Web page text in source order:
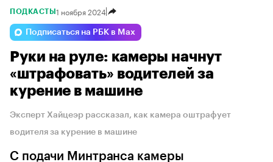
Omoda Haval
Changan Volga Voyah
ПОДКАСТЫ 1 ноября 2024
Подписаться на РБК в Max
Руки на руле: камеры начнут
«штрафовать» водителей за
курение в машине
Эксперт Хайцеэр рассказал, как камера оштрафует
водителя за курение в машине
С подачи Минтранса камеры